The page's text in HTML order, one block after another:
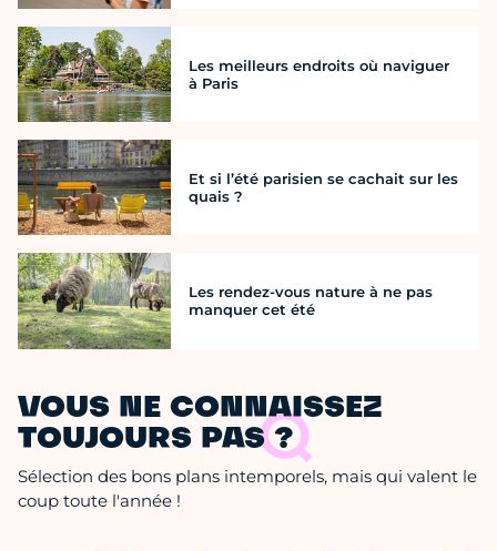
Les meilleurs endroits où naviguer
à Paris
Et si l’été parisien se cachait sur les
quais ?
Les rendez-vous nature à ne pas
manquer cet été
VOUS NE CONNAISSEZ
TOUJOURS PAS ?
Sélection des bons plans intemporels, mais qui valent le
coup toute l'année !